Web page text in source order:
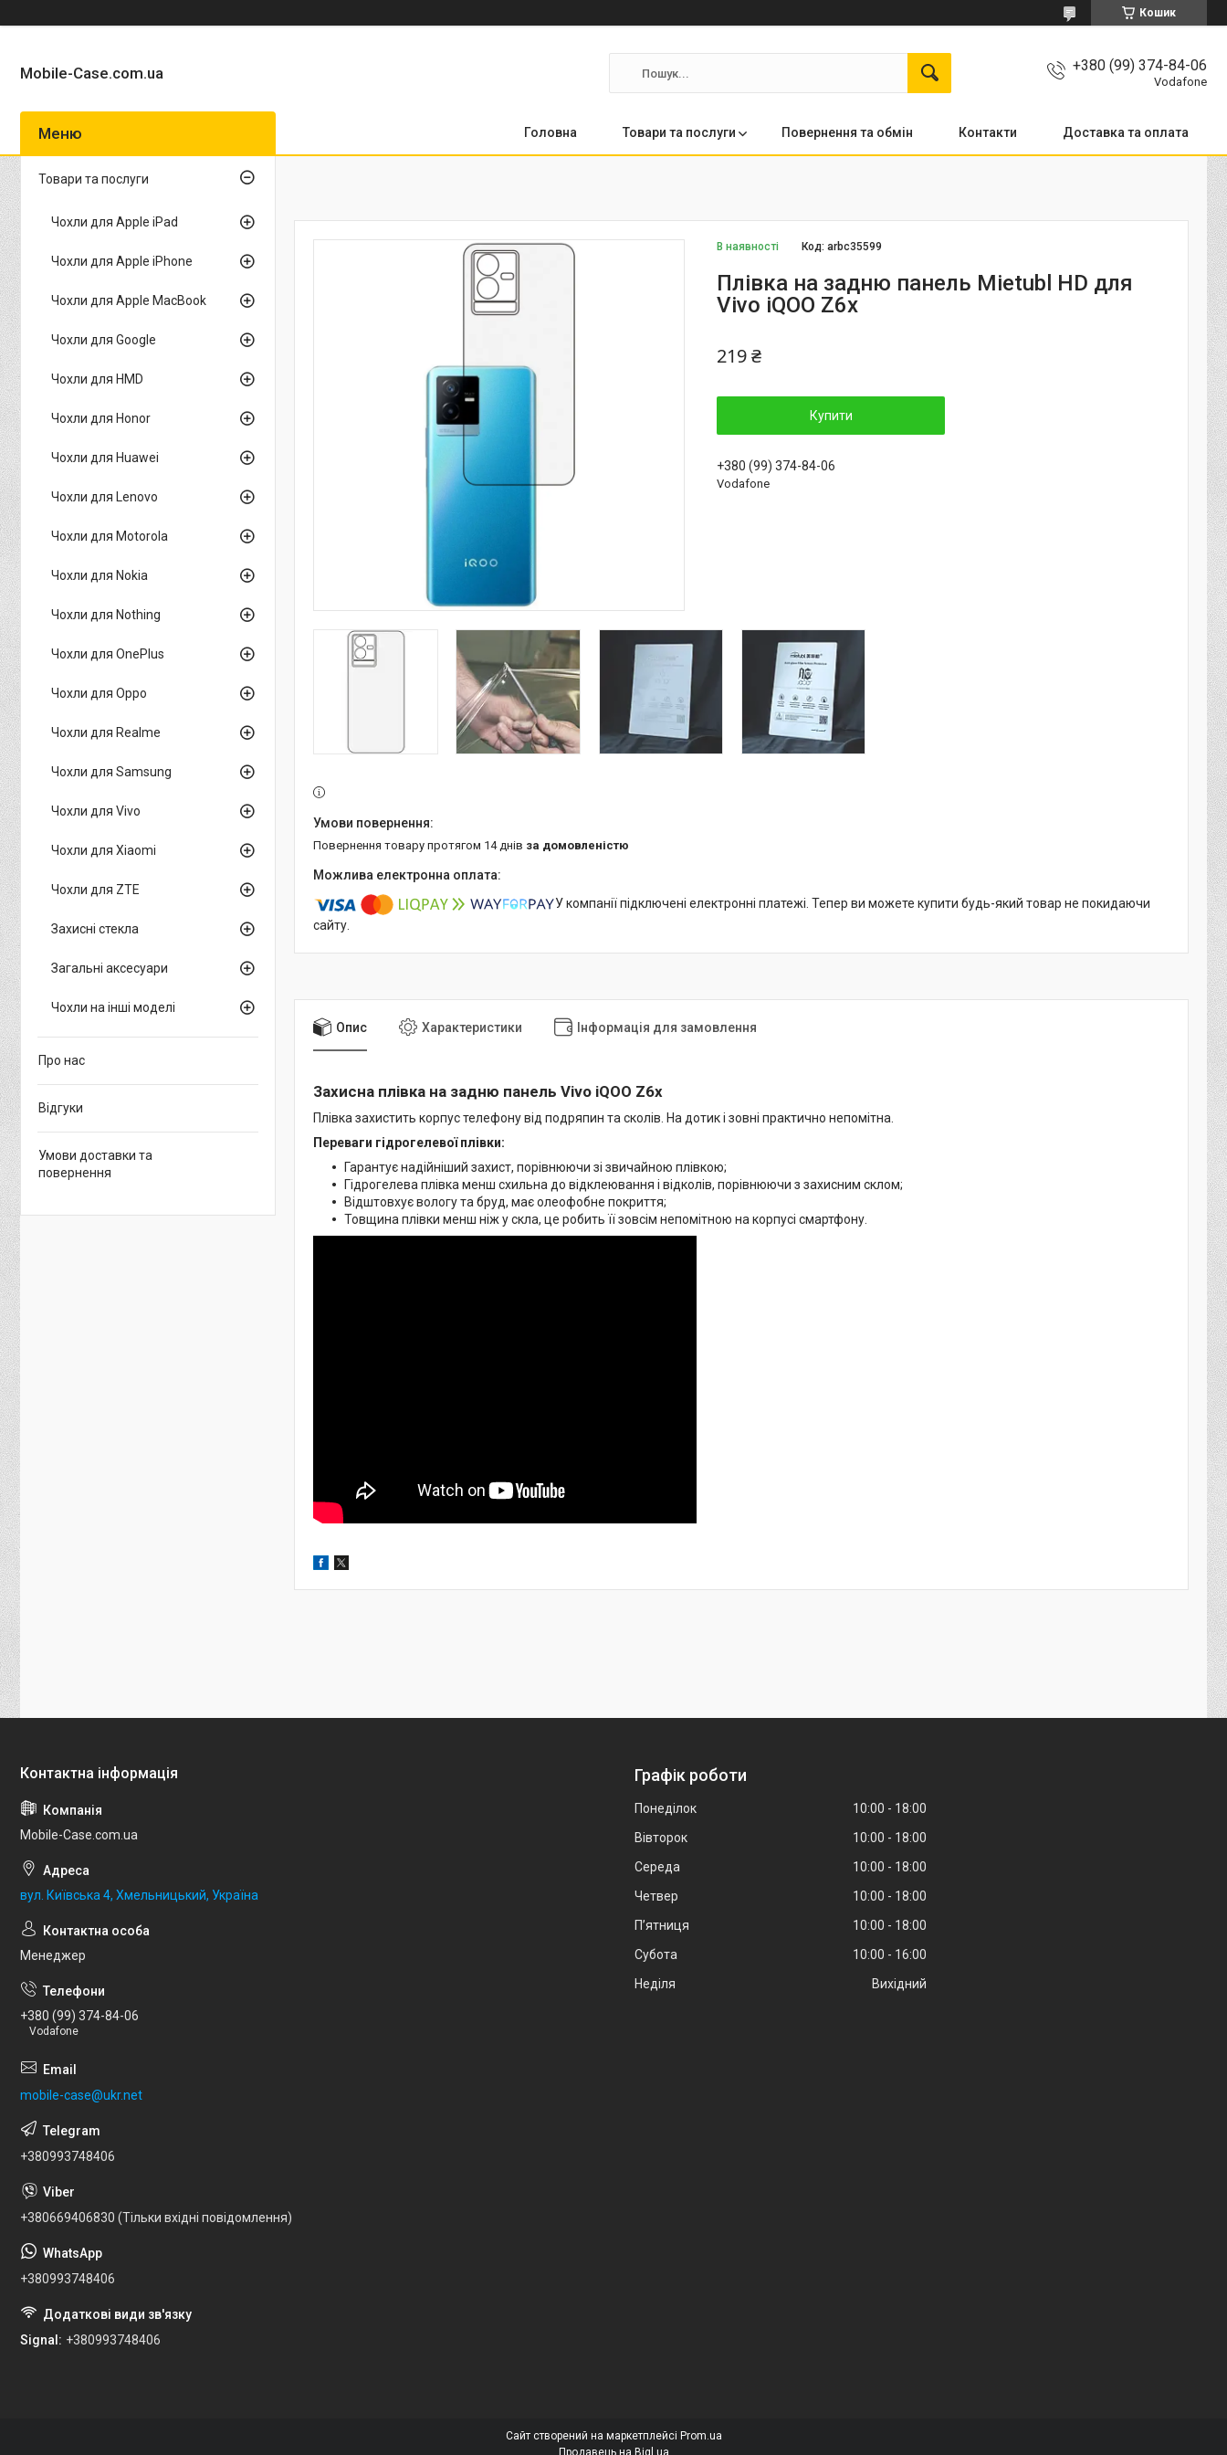
Кошик
Mobile-Case.com.ua +380 (99) 374-84-06
Vodafone
Головна Товари та послуги Повернення та обмін Контакти Доставка та оплата
В наявності Код:arbc35599
Плівка на задню панель Mietubl HD для
Vivo iQOO Z6x
219 ₴
Купити
+380 (99) 374-84-06
Vodafone
повернення товару протягом 14 днів за домовленістю
У компанії підключені електронні платежі. Тепер ви можете купити будь-який товар не покидаючи
сайту.
Опис Характеристики Інформація для замовлення
Захисна плівка на задню панель Vivo iQOO Z6x
Плівка захистить корпус телефону від подряпин та сколів. На дотик і зовні практично непомітна.
Переваги гідрогелевої плівки:
Гарантує надійніший захист, порівнюючи зі звичайною плівкою;
Гідрогелева плівка менш схильна до відклеювання і відколів, порівнюючи з захисним склом;
Відштовхує вологу та бруд, має олеофобне покриття;
Товщина плівки менш ніж у скла, це робить її зовсім непомітною на корпусі смартфону.
Товари та послуги
Чохли для Apple iPad
Чохли для Apple iPhone
Чохли для Apple MacBook
Чохли для Google
Чохли для HMD
Чохли для Honor
Чохли для Huawei
Чохли для Lenovo
Чохли для Motorola
Чохли для Nokia
Чохли для Nothing
Чохли для OnePlus
Чохли для Oppo
Чохли для Realme
Чохли для Samsung
Чохли для Vivo
Чохли для Xiaomi
Чохли для ZTE
Захисні стекла
Загальні аксесуари
Чохли на інші моделі
Про нас
Відгуки
Умови доставки та
повернення
Mobile-Case.com.ua
вул. Київська 4, Хмельницький, Україна
Менеджер
+380 (99) 374-84-06
Vodafone
mobile-case@ukr.net
+380993748406
+380669406830 (Тільки вхідні повідомлення)
+380993748406
Signal +380993748406
Графік роботи
Понеділок 10:00
18:00
Вівторок
10:00
18:00
Середа
10:00
18:00
Четвер
10:00
18:00
Пʼятниця
10:00
18:00
Субота
10:00
16:00
Неділя
Вихідний
Сайт створений на маркетплейсі Prom.ua
Продавець на Bigl.ua